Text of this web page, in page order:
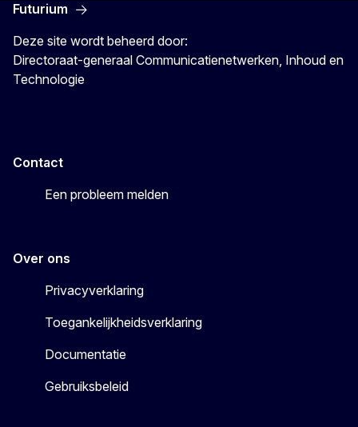
Futurium
Deze site wordt beheerd door:
Directoraat-generaal Communicatienetwerken, Inhoud en
Technologie
Contact
Een probleem melden
Over ons
Privacyverklaring
Toegankelijkheidsverklaring
Documentatie
Gebruiksbeleid